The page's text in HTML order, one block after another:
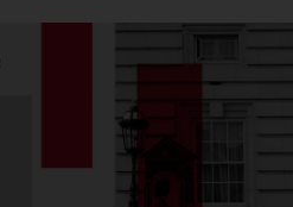
den folgenden Seiten
Organismen
die von RWC
oder einem ihrer